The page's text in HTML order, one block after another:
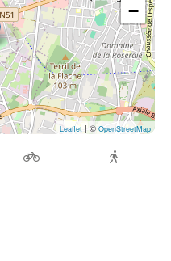
−
Leaflet | © OpenStreetMap